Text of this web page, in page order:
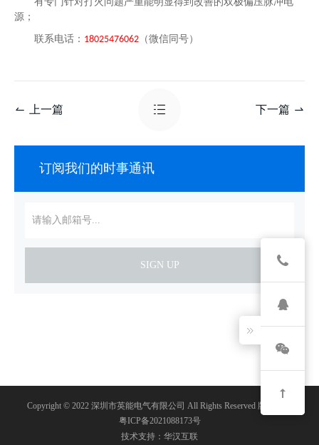
源；
联系电话： 18025476062 （微信同号）
上一篇 下一篇
订阅我们的时事通讯
SIGN UP
Copyright © 2022 深圳市英能电气有限公司 All Rights Reserved 版权所有
粤ICP备2021088173号
技术支持：华汉互联